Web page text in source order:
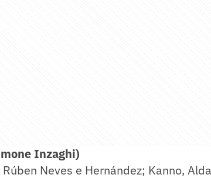
Inzaghi)
Neves e Hernández; Kanno,